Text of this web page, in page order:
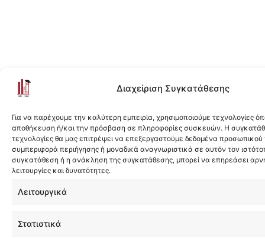
Διαχείριση Συγκατάθεσης
Για να παρέχουμε την καλύτερη εμπειρία, χρησιμοποιούμε τεχνολογίες
αποθήκευση ή/και την πρόσβαση σε πληροφορίες συσκευών. Η
τεχνολογίες θα μας επιτρέψει να επεξεργαστούμε δεδομένα
συμπεριφορά περιήγησης ή μοναδικά αναγνωριστικά σε αυτόν τον
συγκατάθεση ή η ανάκληση της συγκατάθεσης, μπορεί να επηρεάσει
λειτουργίες και δυνατότητες.
Λειτουργικά
Στατιστικά